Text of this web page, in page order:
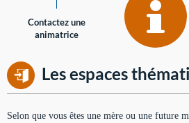
Contactez une
animatrice
Les espaces
Selon que vous êtes une mère ou une future